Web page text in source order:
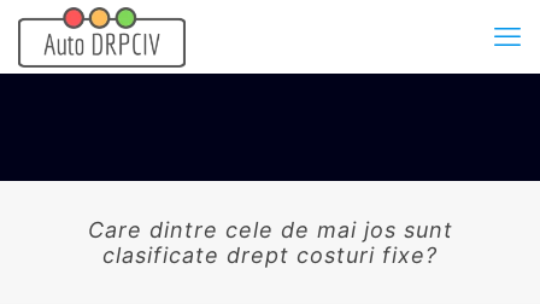
Care dintre cele de mai jos sunt
clasificate drept costuri fixe?